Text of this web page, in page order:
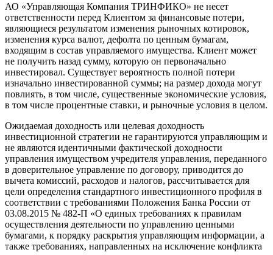
АО «Управляющая Компания ТРИНФИКО» не несет
ответственности перед Клиентом за финансовые потери,
являющиеся результатом изменения рыночных котировок,
изменения курса валют, дефолта по ценным бумагам,
входящим в состав управляемого имущества. Клиент может
не получить назад сумму, которую он первоначально
инвестировал. Существует вероятность полной потери
изначально инвестированной суммы; на размер дохода могут
повлиять, в том числе, существенные экономические условия,
в том числе процентные ставки, и рыночные условия в целом.
Ожидаемая доходность или целевая доходность
инвестиционной стратегии не гарантируются управляющим и
не являются идентичными фактической доходности
управления имуществом учредителя управления, переданного
в доверительное управление по договору, приводится до
вычета комиссий, расходов и налогов, рассчитывается для
цели определения стандартного инвестиционного профиля в
соответствии с требованиями Положения Банка России от
03.08.2015 № 482-П «О единых требованиях к правилам
осуществления деятельности по управлению ценными
бумагами, к порядку раскрытия управляющим информации, а
также требованиях, направленных на исключение конфликта